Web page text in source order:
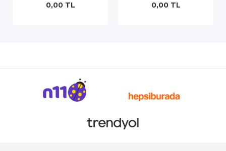
0,00 TL 0,00 TL